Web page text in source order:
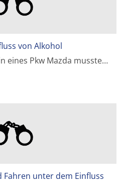
von Alkohol
eines Pkw Mazda musste…
unter dem Einfluss